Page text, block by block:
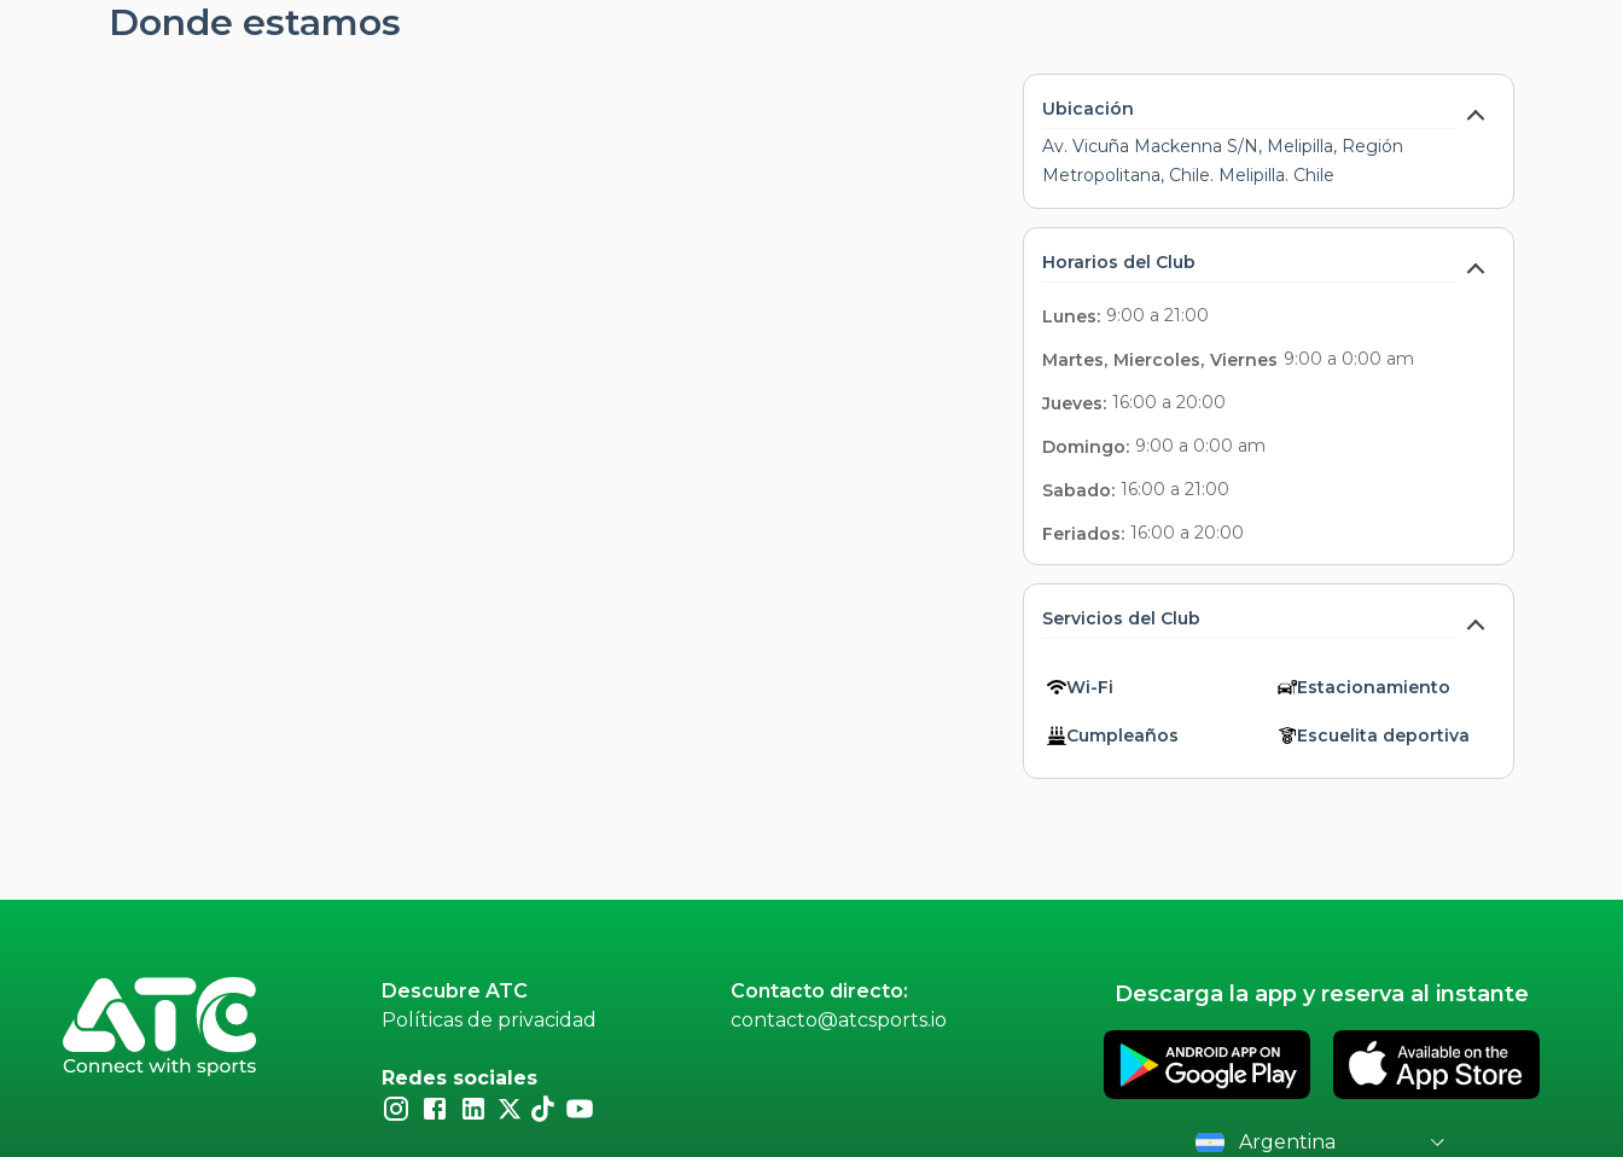
Donde estamos
Ubicación
Av. Vicuña Mackenna S/N, Melipilla, Región
Metropolitana, Chile. Melipilla. Chile
Horarios del Club
Lunes: 9:00 a 21:00
Martes, Miercoles, Viernes 9:00 a 0:00 am
Jueves: 16:00 a 20:00
Domingo: 9:00 a 0:00 am
Sabado: 16:00 a 21:00
Feriados: 16:00 a 20:00
Servicios del Club
Wi-Fi Estacionamiento
Cumpleaños Escuelita deportiva
Descubre ATC
Políticas de privacidad
Redes sociales
Contacto directo:
contacto@atcsports.io
Descarga la app y reserva al instante
Argentina